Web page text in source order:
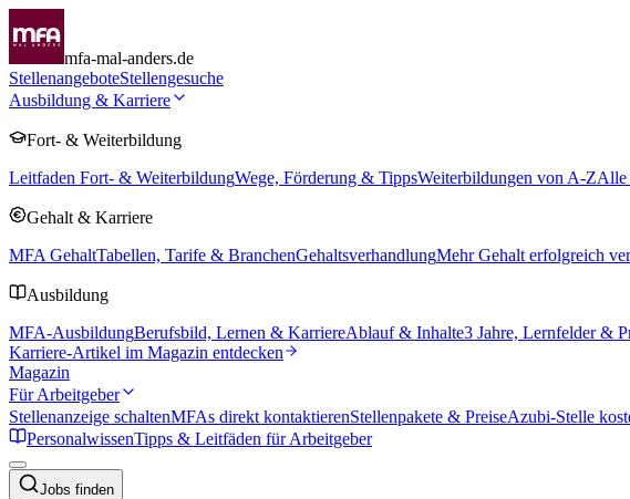
mfa-mal-anders.de
StellenangeboteStellengesuche
Ausbildung & Karriere
Fort- & Weiterbildung
Leitfaden Fort- & WeiterbildungWege, Förderung & TippsWeiterbildungen von A-ZAlle
Gehalt & Karriere
MFA GehaltTabellen, Tarife & BranchenGehaltsverhandlungMehr Gehalt erfolgreich
Ausbildung
MFA-AusbildungBerufsbild, Lernen & KarriereAblauf & Inhalte3 Jahre, Lernfelder &
Karriere-Artikel im Magazin entdecken
Magazin
Für Arbeitgeber
Stellenanzeige schaltenMFAs direkt kontaktierenStellenpakete & PreiseAzubi-Stelle
PersonalwissenTipps & Leitfäden für Arbeitgeber
Jobs finden